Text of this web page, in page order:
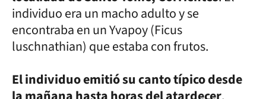
individuo era un macho adulto y se
encontraba en un Yvapoy (Ficus
luschnathian) que estaba con frutos.
El individuo emitió su canto típico desde